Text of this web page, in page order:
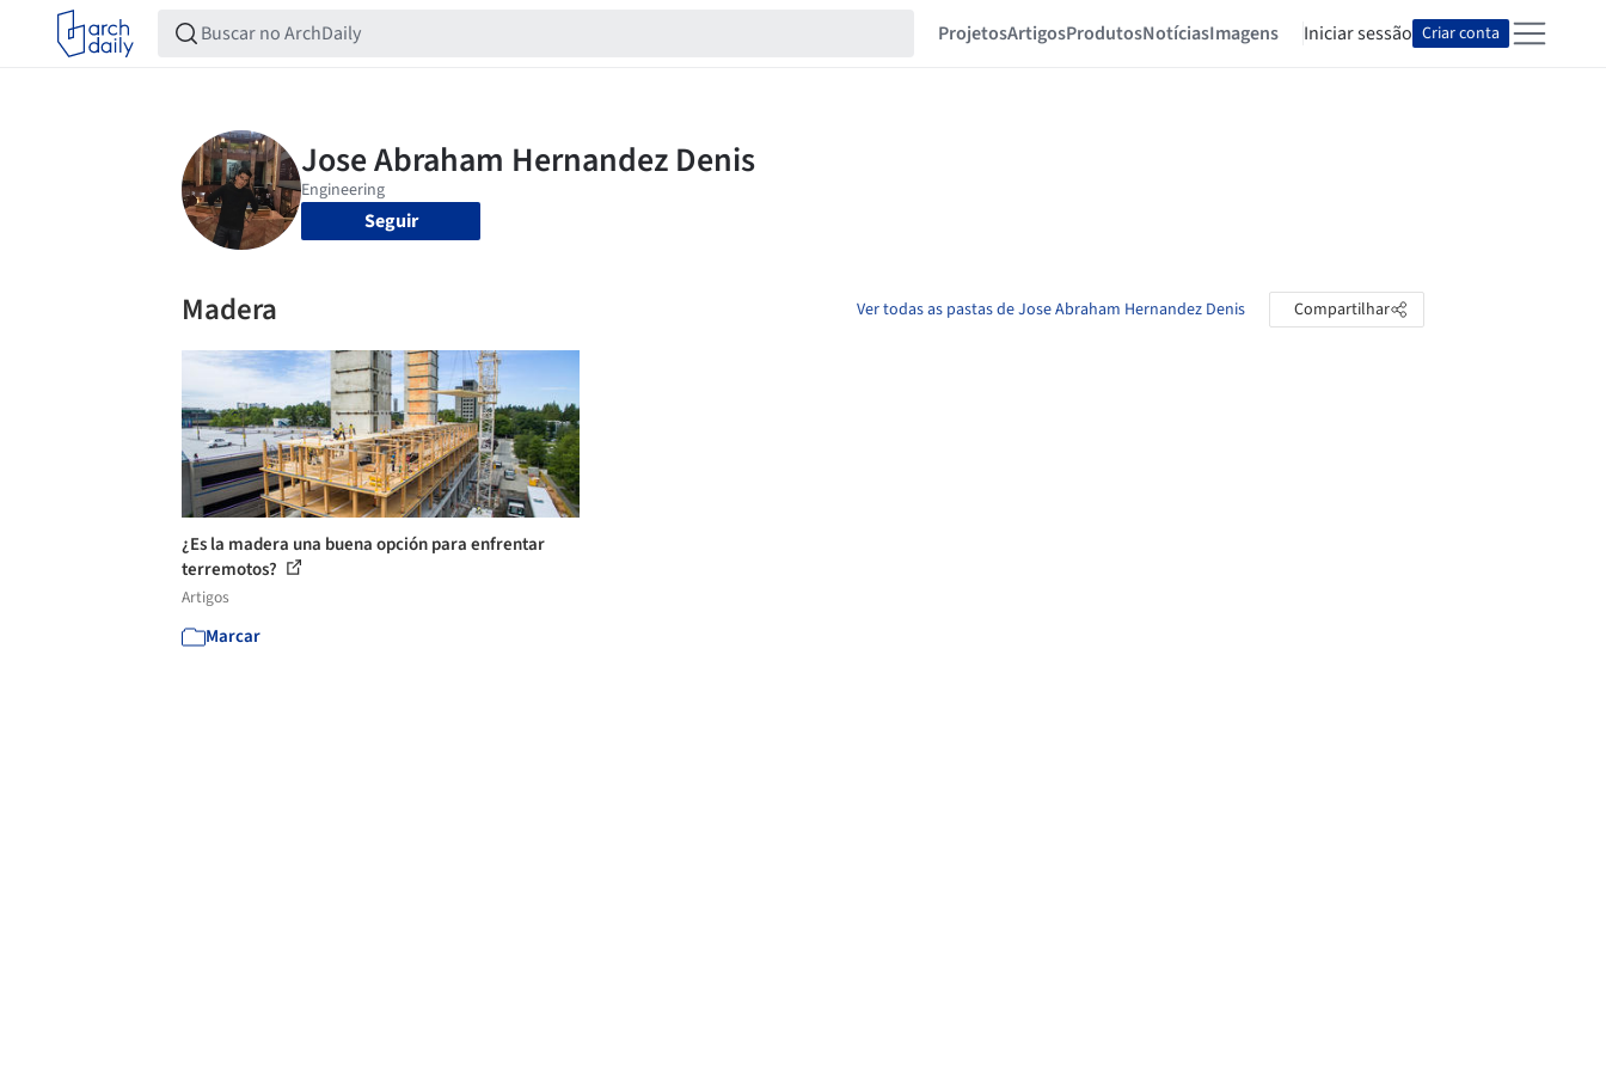
ProjetosArtigosProdutosNotíciasImagens Iniciar sessão Criar conta
Seguir
Madera Ver todas as pastas de Jose Abraham Hernandez Denis Compartilhar
¿Es la madera una buena opción para enfrentar
terremotos?
Artigos
Marcar